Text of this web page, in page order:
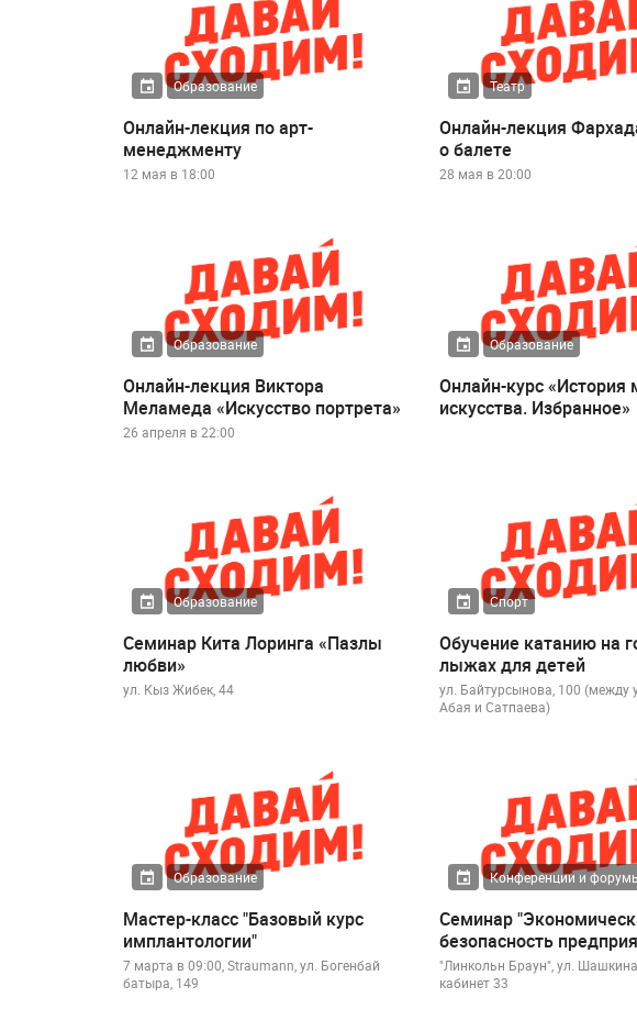
Образование
Онлайн-лекция по арт-
менеджменту
12 мая в 18:00
Театр
Онлайн-лекция
о балете
28 мая в 20:00
Образование
Онлайн-лекция Виктора
Меламеда «Искусство портрета»
26 апреля в 22:00
Образование
Онлайн-курс «История
искусства. Избранное»
Образование
Семинар Кита Лоринга «Пазлы
любви»
ул. Кыз Жибек, 44
Спорт
Обучение катанию на
лыжах для детей
ул. Байтурсынова, 100 (между
Абая и Сатпаева)
Образование
Мастер-класс "Базовый курс
имплантологии"
7 марта в 09:00, Straumann, ул. Богенбай
батыра, 149
Конференции и
Семинар
безопасность
"Линкольн Браун", ул.
кабинет 33